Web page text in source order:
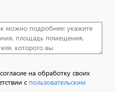
на обработку своих
с пользовательским